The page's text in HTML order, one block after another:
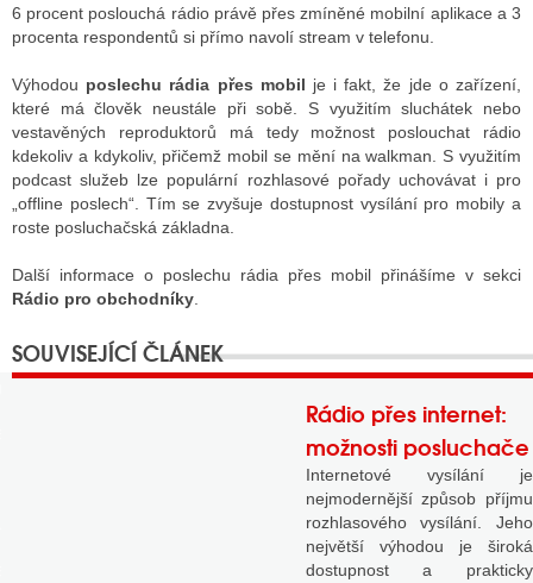
RÁDIA
STRÁNKY RÁDIÍ
STRÁNKY TV
TISK
6 procent poslouchá rádio právě přes zmíněné mobilní aplikace a 3
procenta respondentů si přímo navolí stream v telefonu.
Výhodou poslechu rádia přes mobil je i fakt, že jde o zařízení,
které má člověk neustále při sobě. S využitím sluchátek nebo
vestavěných reproduktorů má tedy možnost poslouchat rádio
kdekoliv a kdykoliv, přičemž mobil se mění na walkman. S využitím
podcast služeb lze populární rozhlasové pořady uchovávat i pro
„offline poslech“. Tím se zvyšuje dostupnost vysílání pro mobily a
roste posluchačská základna.
Další informace o poslechu rádia přes mobil přinášíme v sekci
Rádio pro obchodníky
Rádio přes internet:
možnosti posluchače
Internetové vysílání je
nejmodernější způsob příjmu
rozhlasového vysílání. Jeho
největší výhodou je široká
dostupnost a prakticky